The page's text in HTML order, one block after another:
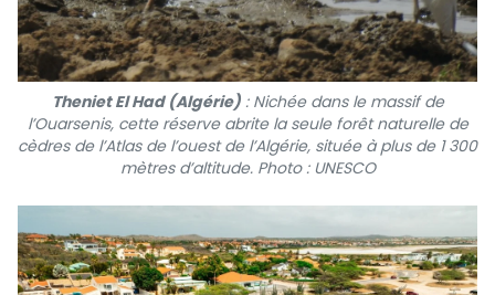
Theniet El Had (Algérie): Nichée dans le massif de
l’Ouarsenis, cette réserve abrite la seule forêt naturelle de
cèdres de l’Atlas de l’ouest de l’Algérie, située à plus de 1 300
mètres d’altitude. Photo : UNESCO